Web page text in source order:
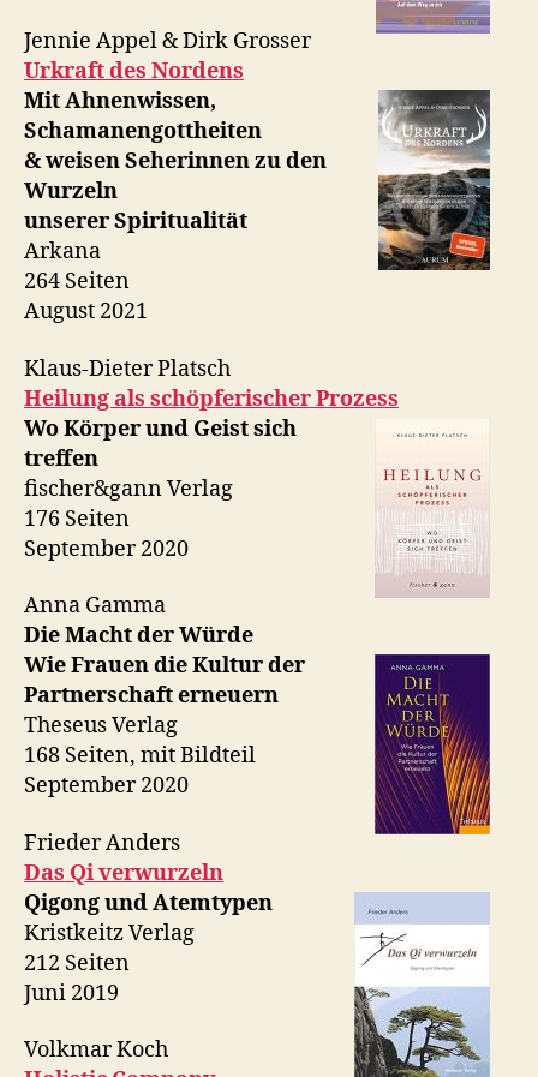
Jennie Appel & Dirk Grosser
Urkraft des Nordens
Mit Ahnenwissen,
Schamanengottheiten
& weisen Seherinnen zu den
Wurzeln
unserer Spiritualität
Arkana
264 Seiten
August 2021
Klaus-Dieter Platsch
Heilung als schöpferischer Prozess
Wo Körper und Geist sich
treffen
fischer&gann Verlag
176 Seiten
September 2020
Anna Gamma
Die Macht der Würde
Wie Frauen die Kultur der
Partnerschaft erneuern
Theseus Verlag
168 Seiten, mit Bildteil
September 2020
Frieder Anders
Das Qi verwurzeln
Qigong und Atemtypen
Kristkeitz Verlag
212 Seiten
Juni 2019
Volkmar Koch